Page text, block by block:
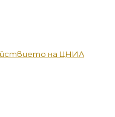
на ЦНИЛ